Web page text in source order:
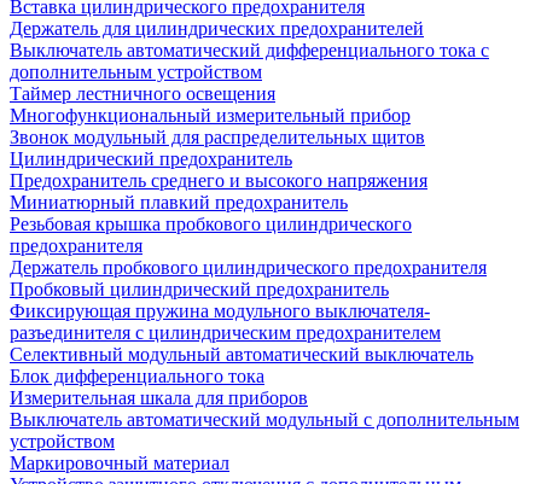
Вставка цилиндрического предохранителя
Держатель для цилиндрических предохранителей
Выключатель автоматический дифференциального тока с
дополнительным устройством
Таймер лестничного освещения
Многофункциональный измерительный прибор
Звонок модульный для распределительных щитов
Цилиндрический предохранитель
Предохранитель среднего и высокого напряжения
Миниатюрный плавкий предохранитель
Резьбовая крышка пробкового цилиндрического
предохранителя
Держатель пробкового цилиндрического предохранителя
Пробковый цилиндрический предохранитель
Фиксирующая пружина модульного выключателя-
разъединителя с цилиндрическим предохранителем
Селективный модульный автоматический выключатель
Блок дифференциального тока
Измерительная шкала для приборов
Выключатель автоматический модульный с дополнительным
устройством
Маркировочный материал